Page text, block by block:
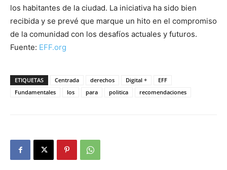
los habitantes de la ciudad. La iniciativa ha sido bien
recibida y se prevé que marque un hito en el compromiso
de la comunidad con los desafíos actuales y futuros.
Fuente: EFF.org
ETIQUETAS Centrada derechos Digital +
EFF
Fundamentales
los para politica recomendaciones